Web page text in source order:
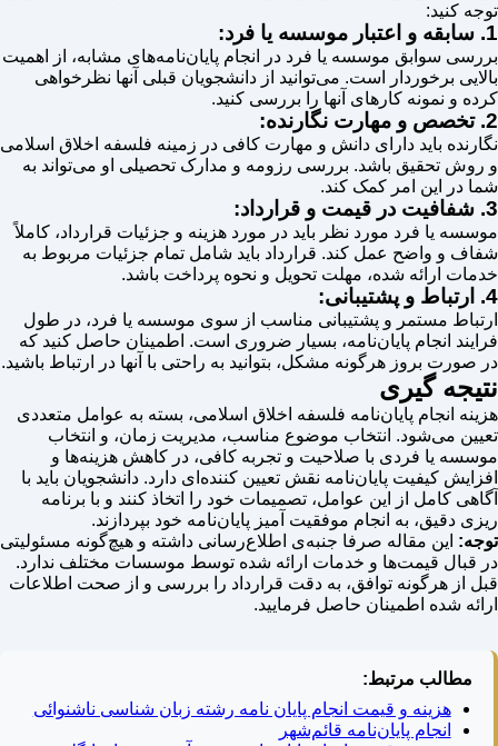
توجه کنید:
1. سابقه و اعتبار موسسه یا فرد:
بررسی سوابق موسسه یا فرد در انجام پایان‌نامه‌های مشابه، از اهمیت
بالایی برخوردار است. می‌توانید از دانشجویان قبلی آنها نظرخواهی
کرده و نمونه کارهای آنها را بررسی کنید.
2. تخصص و مهارت نگارنده:
نگارنده باید دارای دانش و مهارت کافی در زمینه فلسفه اخلاق اسلامی
و روش تحقیق باشد. بررسی رزومه و مدارک تحصیلی او می‌تواند به
شما در این امر کمک کند.
3. شفافیت در قیمت و قرارداد:
موسسه یا فرد مورد نظر باید در مورد هزینه و جزئیات قرارداد، کاملاً
شفاف و واضح عمل کند. قرارداد باید شامل تمام جزئیات مربوط به
خدمات ارائه شده، مهلت تحویل و نحوه پرداخت باشد.
4. ارتباط و پشتیبانی:
ارتباط مستمر و پشتیبانی مناسب از سوی موسسه یا فرد، در طول
فرایند انجام پایان‌نامه، بسیار ضروری است. اطمینان حاصل کنید که
در صورت بروز هرگونه مشکل، بتوانید به راحتی با آنها در ارتباط باشید.
نتیجه گیری
هزینه انجام پایان‌نامه فلسفه اخلاق اسلامی، بسته به عوامل متعددی
تعیین می‌شود. انتخاب موضوع مناسب، مدیریت زمان، و انتخاب
موسسه یا فردی با صلاحیت و تجربه کافی، در کاهش هزینه‌ها و
افزایش کیفیت پایان‌نامه نقش تعیین کننده‌ای دارد. دانشجویان باید با
آگاهی کامل از این عوامل، تصمیمات خود را اتخاذ کنند و با برنامه
ریزی دقیق، به انجام موفقیت آمیز پایان‌نامه خود بپردازند.
توجه: این مقاله صرفا جنبه‌ی اطلاع‌رسانی داشته و هیچ‌گونه مسئولیتی
در قبال قیمت‌ها و خدمات ارائه شده توسط موسسات مختلف ندارد.
قبل از هرگونه توافق، به دقت قرارداد را بررسی و از صحت اطلاعات
ارائه شده اطمینان حاصل فرمایید.
مطالب مرتبط:
هزینه و قیمت انجام پایان نامه رشته زبان شناسی ناشنوائی
انجام پایان‌نامه قائم‌شهر